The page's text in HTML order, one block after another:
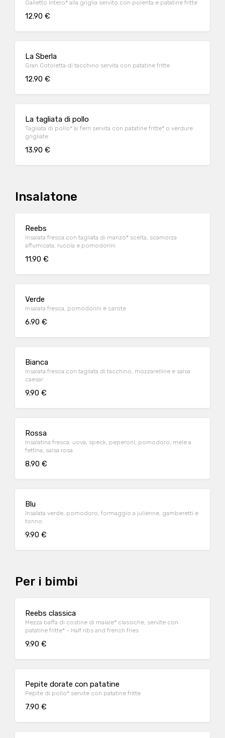
Galletto intero* alla griglia servito con polenta e patatine fritte
12.90 €
La Sberla
Gran Cotoletta di tacchino servita con patatine fritte
12.90 €
La tagliata di pollo
Tagliata di pollo* ai ferri servita con patatine fritte* o verdure
grigliate
13.90 €
Insalatone
Reebs
Insalata fresca con tagliata di manzo* scelta, scamorza
affumicata, rucola e pomodorini
11.90 €
Verde
Insalata fresca, pomodorini e carote
6.90 €
Bianca
Insalata fresca con tagliata di tacchino, mozzarelline e salsa
caesar
9.90 €
Rossa
Insalatina fresca, uova, speck, peperoni, pomodoro, mele a
fettina, salsa rosa
8.90 €
Blu
Insalata verde, pomodoro, formaggio a julienne, gamberetti e
tonno
9.90 €
Per i bimbi
Reebs classica
Mezza baffa di costine di maiale* classiche, servite con
patatine fritte* - Half ribs and french fries
9.90 €
Pepite dorate con patatine
Pepite di pollo* servite con patatine fritte
7.90 €